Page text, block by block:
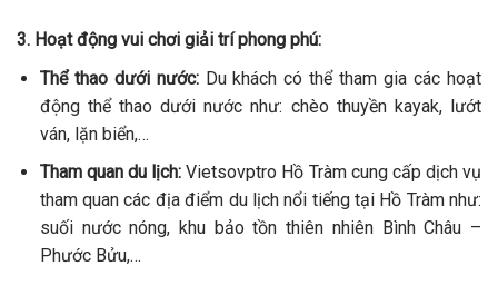
3. Hoạt động vui chơi giải trí phong phú:
Thể thao dưới nước:Du khách có thể tham gia các hoạt
động thể thao dưới nước như: chèo thuyền kayak, lướt
ván, lặn biển,…
Tham quan du lịch: Vietsovptro Hồ Tràm cung cấp dịch vụ
tham quan các địa điểm du lịch nổi tiếng tại Hồ Tràm như:
suối nước nóng, khu bảo tồn thiên nhiên Bình Châu –
Phước Bửu,…